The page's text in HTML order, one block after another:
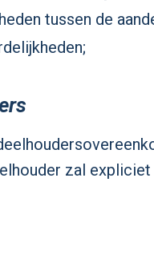
tussen de
zal